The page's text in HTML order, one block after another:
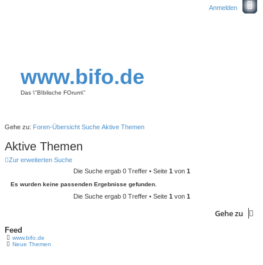
Anmelden
www.bifo.de
Das \"BIblische FOrum\"
Gehe zu: Foren-Übersicht Suche Aktive Themen
Aktive Themen
Zur erweiterten Suche
Die Suche ergab 0 Treffer • Seite 1 von 1
Es wurden keine passenden Ergebnisse gefunden.
Die Suche ergab 0 Treffer • Seite 1 von 1
Gehe zu
Feed
www.bifo.de
Neue Themen